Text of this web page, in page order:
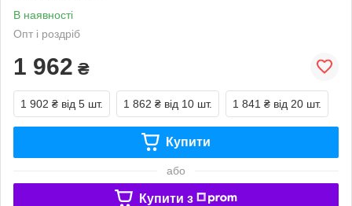
В наявності
Опт і роздріб
1 962 ₴
1 902 ₴ від 5 шт. 1 862 ₴ від 10 шт. 1 841 ₴ від 20 шт.
Купити
або
Купити з